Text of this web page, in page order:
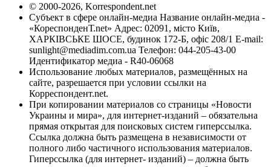
© 2000-2026, Korrespondent.net
Субъект в сфере онлайн-медиа Название онлайн-медиа -
«КореспонденТ.net» Адрес: 02091, місто Київ,
ХАРКІВСЬКЕ ШОСЕ, будинок 172-Б, офіс 208/1 E-mail:
sunlight@mediadim.com.ua Телефон: 044-205-43-00
Идентификатор медиа - R40-06068
Использование любых материалов, размещённых на
сайте, разрешается при условии ссылки на
Корреспондент.net.
При копировании материалов со страницы «Новости
Украины и мира», для интернет-изданий – обязательна
прямая открытая для поисковых систем гиперссылка.
Ссылка должна быть размещена в независимости от
полного либо частичного использования материалов.
Гиперссылка (для интернет- изданий) – должна быть